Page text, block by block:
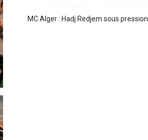
MC Alger : Hadj Redjem sous pression